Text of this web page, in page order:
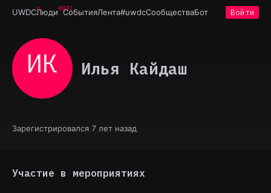
UWDCЛюди6932
СобытияЛента#uwdcСообществаБот Войти
ИК Илья Кайдаш
Зарегистрировался 7 лет назад
Участие в мероприятиях